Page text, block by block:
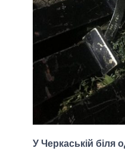
У Черкаській біля